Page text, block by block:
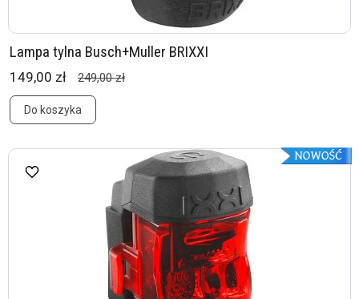
Lampa tylna Busch+Muller BRIXXI
149,00 zł 249,00 zł
Do koszyka